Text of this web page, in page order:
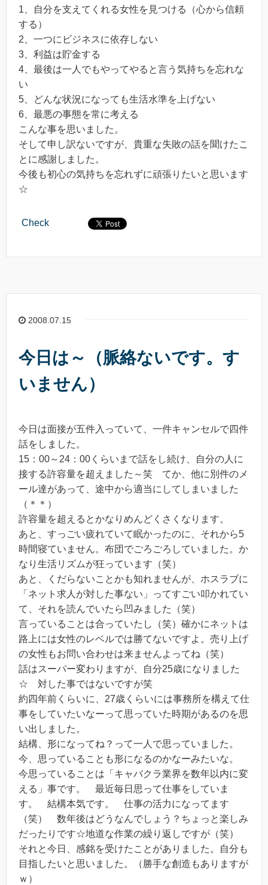
1、自分を支えてくれる女性を見つける（心から信頼
する）
2、一つにビジネスに依存しない
3、利益は貯金する
4、最後は一人でもやってやると言う気持ちを忘れな
い
5、どんな状況になっても生活水準を上げない
6、最悪の事態を常に考える
こんな事を思いました。
そして申し訳ないですが、貴重な失敗の話を聞けたこ
とに感謝しました。
今後も初心の気持ちを忘れずに頑張りたいと思います
☆
Check
2008.07.15
今日は～（脈絡ないです。す
いません）
今日は面接が五件入っていて、一件キャンセルで四件
話をしました。
15：00～24：00くらいまで話をし続け、自分の人に
接する許容量を超えました～笑 てか、他に別件のメ
ール達があって、途中から適当にしてしまいました
（＊＊）
許容量を超えるとかなりめんどくさくなります。
あと、すっごい疲れていて眠かったのに、それから5
時間寝ていません。布団でごろごろしていました。か
なり生活リズムが狂っています（笑）
あと、くだらないことかも知れませんが、ホスラブに
「ネット求人が対した事ない」ってすごい叩かれてい
て、それを読んでいたら凹みました（笑）
言っていることは合っていたし（笑）確かにネットは
路上には女性のレベルでは勝てないですよ。売り上げ
の女性もお問い合わせは来ませんよってね（笑）
話はスーパー変わりますが、自分25歳になりました
☆ 対した事ではないですが笑
約四年前くらいに、27歳くらいには事務所を構えて仕
事をしていたいなーって思っていた時期があるのを思
い出しました。
結構、形になってね？って一人で思っていました。
今、思っていることも形になるのかなーみたいな。
今思っていることは「キャバクラ業界を数年以内に変
える」事です。 最近毎日思って仕事をしていま
す。 結構本気です。 仕事の活力になってます
（笑） 数年後はどうなんでしょう？ちょっと楽しみ
だったりです☆地道な作業の繰り返しですが（笑）
それと今日、感銘を受けたことがありました。自分も
目指したいと思いました。（勝手な創造もありますが
ｗ）